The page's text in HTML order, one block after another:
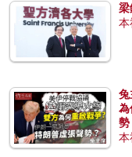
梁
本
兔
為
勢
本